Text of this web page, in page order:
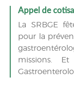
Appel de
La SRBGE
pour la
missions.